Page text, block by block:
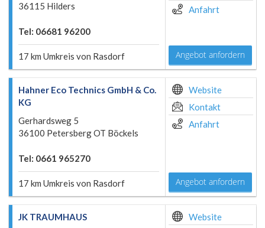
36115 Hilders
Tel: 06681 96200
17 km Umkreis von Rasdorf
Anfahrt
Angebot anfordern
Hahner Eco Technics GmbH & Co.
KG
Gerhardsweg 5
36100 Petersberg OT Böckels
Tel: 0661 965270
17 km Umkreis von Rasdorf
Website
Kontakt
Anfahrt
Angebot anfordern
JK TRAUMHAUS
Website